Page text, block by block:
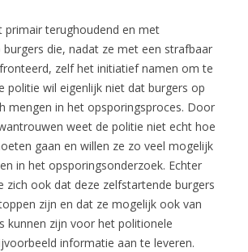
primair terughoudend en met
die, nadat ze met een strafbaar
zelf het initiatief namen om te
politie wil eigenlijk niet dat burgers op
mengen in het opsporingsproces. Door
weet de politie niet echt hoe
gaan en willen ze zo veel mogelijk
in het opsporingsonderzoek. Echter
zich ook dat deze zelfstartende burgers
zijn en dat ze mogelijk ook van
kunnen zijn voor het politionele
informatie aan te leveren.